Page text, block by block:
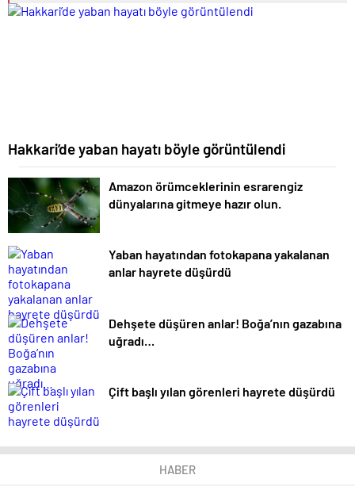
Hakkari’de yaban hayatı böyle görüntülendi
Amazon örümceklerinin esrarengiz
dünyalarına gitmeye hazır olun.
Yaban hayatından fotokapana yakalanan
anlar hayrete düşürdü
Dehşete düşüren anlar! Boğa’nın gazabına
uğradı…
Çift başlı yılan görenleri hayrete düşürdü
HABER